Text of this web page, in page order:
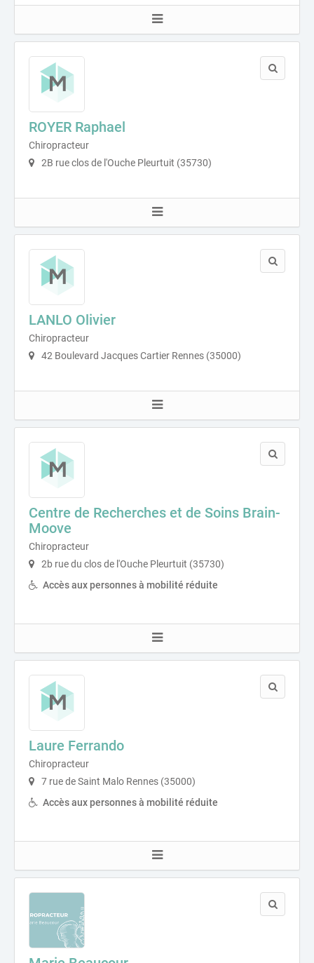
ROYER Raphael
Chiropracteur
2B rue clos de l'Ouche Pleurtuit (35730)
LANLO Olivier
Chiropracteur
42 Boulevard Jacques Cartier Rennes (35000)
Centre de Recherches et de Soins Brain-
Moove
Chiropracteur
2b rue du clos de l'Ouche Pleurtuit (35730)
Accès aux personnes à mobilité réduite
Laure Ferrando
Chiropracteur
7 rue de Saint Malo Rennes (35000)
Accès aux personnes à mobilité réduite